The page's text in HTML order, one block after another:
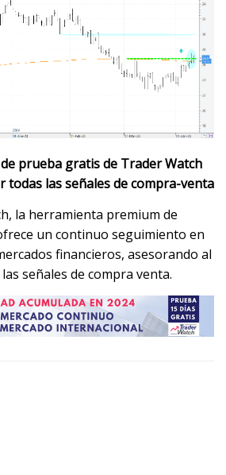
prueba gratis de Trader Watch
todas las señales de compra-venta
la herramienta premium de
un continuo seguimiento en
financieros, asesorando al
señales de compra venta.